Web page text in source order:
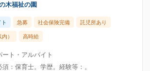
木福祉の園
急募 社会保険完備 託児所あり
） 高時給
ート・アルバイト
須：保育士。学歴。経験等：。